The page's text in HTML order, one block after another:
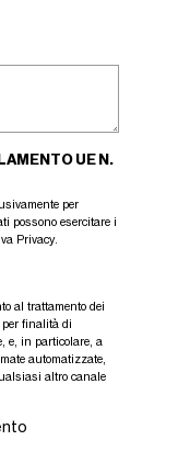
UE N.
per
possono esercitare i
Privacy.
al trattamento dei
finalità di
e, in particolare, a
automatizzate,
altro canale